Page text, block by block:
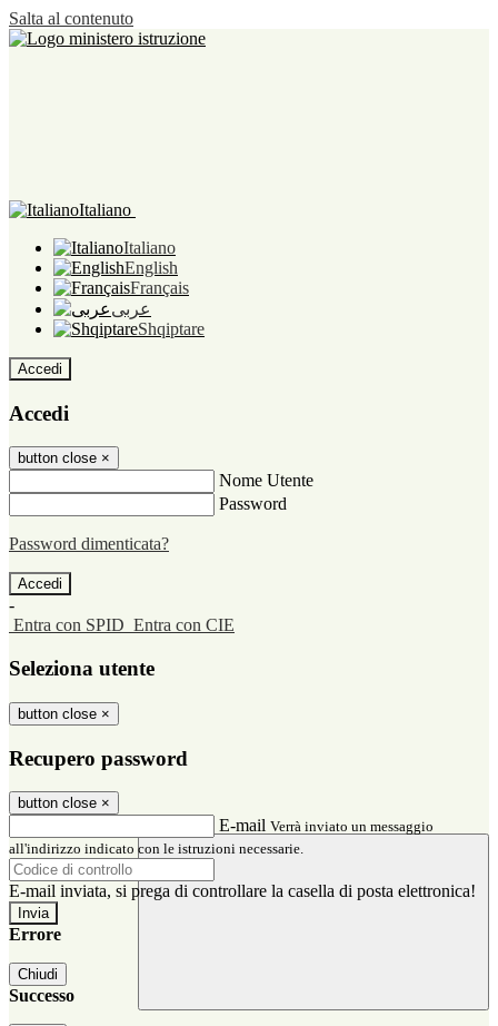
Salta al contenuto
Italiano
Italiano
English
Français
عربى
Shqiptare
Accedi
Accedi
button close ×
Nome Utente
Password
Password dimenticata?
-
Entra con SPID Entra con CIE
Seleziona utente
button close ×
Recupero password
button close ×
E-mail Verrà inviato un messaggio
all'indirizzo indicato con le istruzioni necessarie.
E-mail inviata, si prega di controllare la casella di posta elettronica!
Errore
Chiudi
Successo